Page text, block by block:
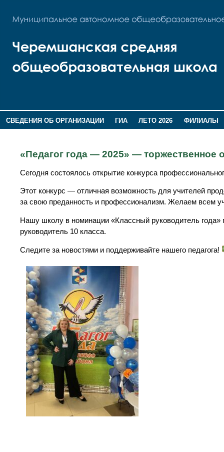
СВЕДЕНИЯ ОБ ОРГАНИЗАЦИИ ГИА ЛЕТО 2026
ФИЛИАЛЫ
«Педагог года — 2025» — торжественное
Сегодня состоялось открытие конкурса
Этот конкурс — отличная возможность для учителей
за свою преданность и профессионализм. Желаем всем
Нашу школу в номинации «Классный руководитель года»
руководитель 10 класса.
Следите за новостями и поддерживайте нашего педагога!